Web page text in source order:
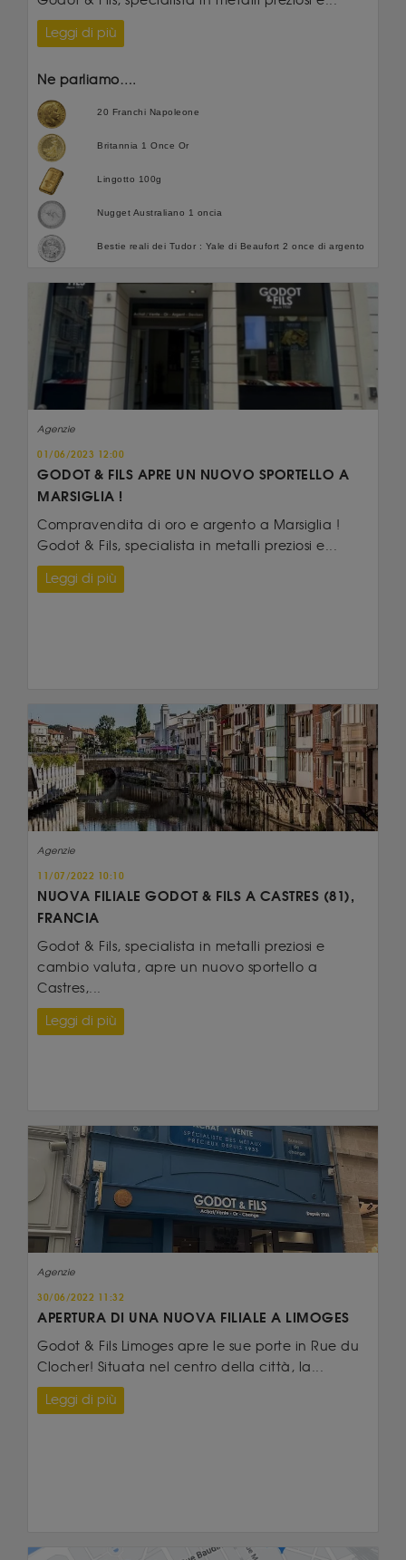
Leggi di più
Ne parliamo….
20 Franchi Napoleone
Britannia 1 Once Or
Lingotto 100g
Nugget Australiano 1 oncia
Bestie reali dei Tudor : Yale di Beaufort 2 once di argento
Agenzie
01/06/2023 12:00
GODOT & FILS APRE UN NUOVO SPORTELLO A
MARSIGLIA !
Compravendita di oro e argento a Marsiglia !
Godot & Fils, specialista in metalli preziosi e...
Leggi di più
Agenzie
11/07/2022 10:10
NUOVA FILIALE GODOT & FILS A CASTRES (81),
FRANCIA
Godot & Fils, specialista in metalli preziosi e
cambio valuta, apre un nuovo sportello a
Castres,...
Leggi di più
Agenzie
30/06/2022 11:32
APERTURA DI UNA NUOVA FILIALE A LIMOGES
Godot & Fils Limoges apre le sue porte in Rue du
Clocher! Situata nel centro della città, la...
Leggi di più